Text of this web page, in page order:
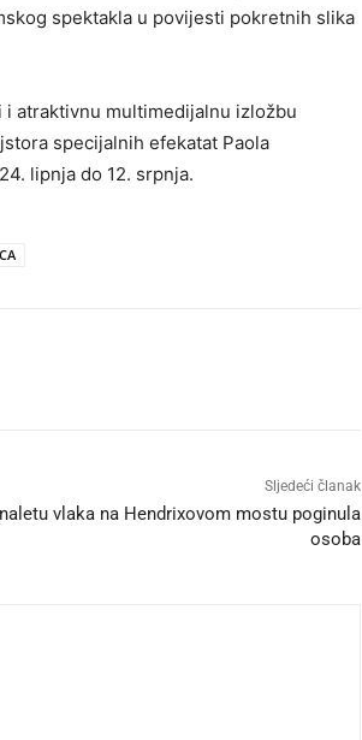
spektakla u povijesti pokretnih slika
atraktivnu multimedijalnu izložbu
specijalnih efekatat Paola
lipnja do 12. srpnja.
Sljedeći članak
vlaka na Hendrixovom mostu poginula
osoba